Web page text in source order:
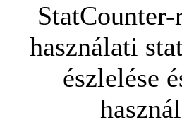
használati
észlelése